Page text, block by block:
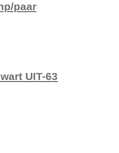
paar
UIT-63